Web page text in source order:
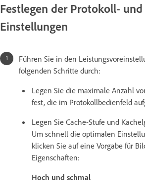
Festlegen der Protokoll- und
Einstellungen
Führen Sie in den
folgenden Schritte durch:
Legen Sie die maximale Anzahl
fest, die im Protokollbedienfeld
Legen Sie Cache-Stufe und
Um schnell die optimalen
klicken Sie auf eine Vorgabe für
Eigenschaften:
Hoch und schmal